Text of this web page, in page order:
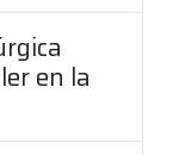
en la